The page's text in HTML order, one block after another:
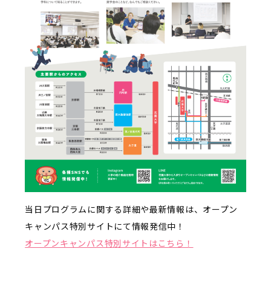
当日プログラムに関する詳細や最新情報は、オープン
キャンパス特別サイトにて情報発信中！
オープンキャンパス特別サイトはこちら！